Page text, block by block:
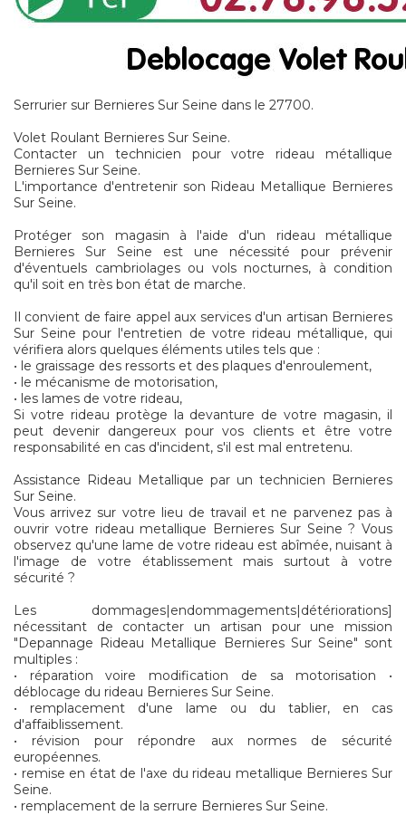
Serrurier sur Bernieres Sur Seine dans le 27700.
Volet Roulant Bernieres Sur Seine.
Contacter un technicien pour votre rideau métallique
Bernieres Sur Seine.
L'importance d'entretenir son Rideau Metallique Bernieres
Sur Seine.
Protéger son magasin à l'aide d'un rideau métallique
Bernieres Sur Seine est une nécessité pour prévenir
d'éventuels cambriolages ou vols nocturnes, à condition
qu'il soit en très bon état de marche.
Il convient de faire appel aux services d'un artisan Bernieres
Sur Seine pour l'entretien de votre rideau métallique, qui
vérifiera alors quelques éléments utiles tels que :
• le graissage des ressorts et des plaques d'enroulement,
• le mécanisme de motorisation,
• les lames de votre rideau,
Si votre rideau protège la devanture de votre magasin, il
peut devenir dangereux pour vos clients et être votre
responsabilité en cas d'incident, s'il est mal entretenu.
Assistance Rideau Metallique par un technicien Bernieres
Sur Seine.
Vous arrivez sur votre lieu de travail et ne parvenez pas à
ouvrir votre rideau metallique Bernieres Sur Seine ? Vous
observez qu'une lame de votre rideau est abîmée, nuisant à
l'image de votre établissement mais surtout à votre
sécurité ?
Les dommages|endommagements|détériorations]
nécessitant de contacter un artisan pour une mission
"Depannage Rideau Metallique Bernieres Sur Seine" sont
multiples :
• réparation voire modification de sa motorisation •
déblocage du rideau Bernieres Sur Seine.
• remplacement d'une lame ou du tablier, en cas
d'affaiblissement.
• révision pour répondre aux normes de sécurité
européennes.
• remise en état de l'axe du rideau metallique Bernieres Sur
Seine.
• remplacement de la serrure Bernieres Sur Seine.